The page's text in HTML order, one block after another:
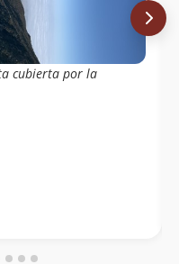
cubierta por la